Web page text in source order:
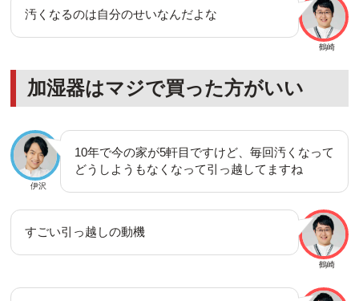
鶴崎
汚くなるのは自分のせいなんだよな
加湿器はマジで買った方がいい
伊沢
10年で今の家が5軒目ですけど、毎回汚くなって
どうしようもなくなって引っ越してますね
鶴崎
すごい引っ越しの動機